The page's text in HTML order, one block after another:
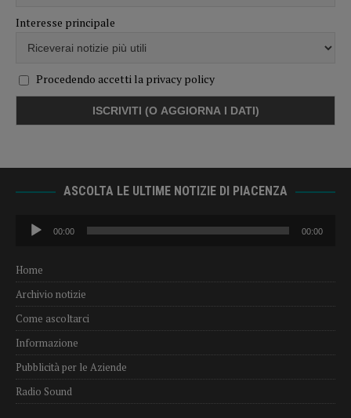
Interesse principale
Procedendo accetti la privacy policy
ASCOLTA LE ULTIME NOTIZIE DI PIACENZA
Audio
Player
00:00 00:00
Home
Archivio notizie
Come ascoltarci
Informazione
Pubblicità per le Aziende
Radio Sound